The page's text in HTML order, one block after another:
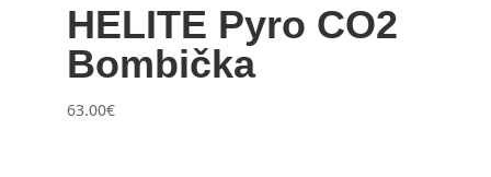
HELITE Pyro CO2
Bombička
63.00€